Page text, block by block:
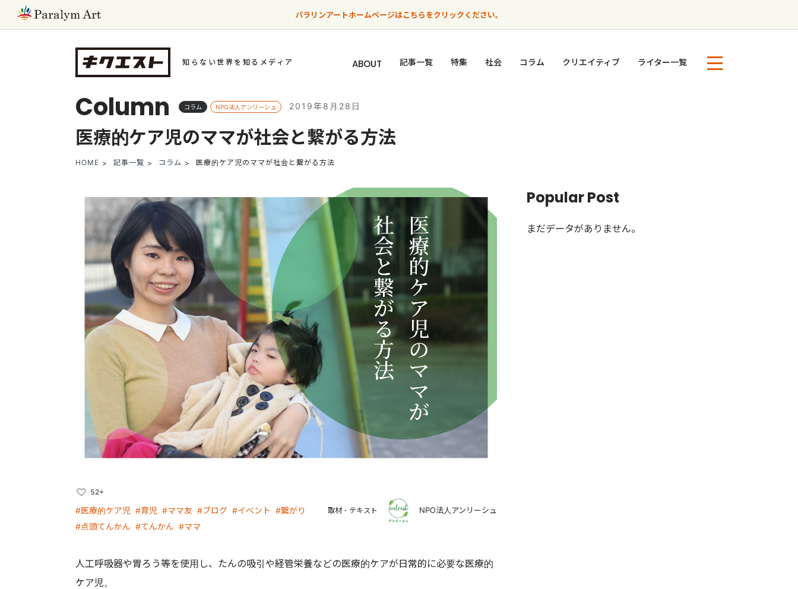
パラリンアートホームページはこちらをクリックください。
知らない世界を知るメディア ABOUT 記事一覧 特集 社会 コラム クリエイティブ ライター一覧
Column コラム NPO法人アンリーシュ 2019年8月28日
医療的ケア児のママが社会と繋がる方法
HOME 記事一覧 コラム 医療的ケア児のママが社会と繋がる方法
52+
#医療的ケア児 #育児 #ママ友 #ブログ #イベント #繋がり
#点頭てんかん #てんかん #ママ
取材・テキスト NPO法人アンリーシュ
人工呼吸器や胃ろう等を使用し、たんの吸引や経管栄養などの医療的ケアが日常的に必要な医療的
ケア児。
Popular Post
まだデータがありません。